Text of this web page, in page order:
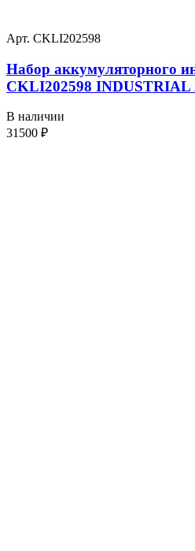
Арт. CKLI202598
Набор аккумуляторного
CKLI202598 INDUSTRIAL
В наличии
31500 ₽